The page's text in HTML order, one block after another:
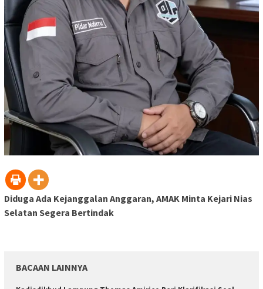
Diduga Ada Kejanggalan Anggaran, AMAK Minta Kejari Nias
Selatan Segera Bertindak
BACAAN LAINNYA